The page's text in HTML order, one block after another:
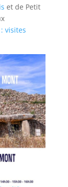
et de Petit
visites